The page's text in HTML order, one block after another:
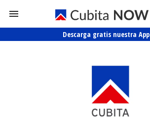
Descarga gratis nuestra App